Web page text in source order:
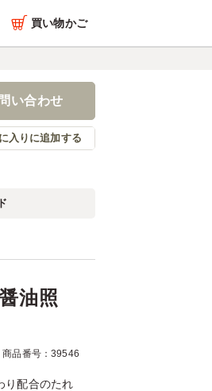
買い物かご
い合わせ
入りに追加する
油照
商品番号：39546
り配合のたれ